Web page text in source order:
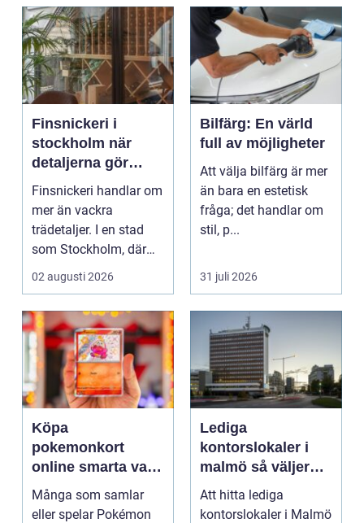
Finsnickeri i
stockholm när
detaljerna gör
skillnaden
Finsnickeri handlar om
mer än vackra
trädetaljer. I en stad
som Stockholm, där
många bor på
begränsa...
02 augusti 2026
Bilfärg: En värld
full av möjligheter
Att välja bilfärg är mer
än bara en estetisk
fråga; det handlar om
stil, p...
31 juli 2026
Köpa
pokemonkort
online smarta val
för samlare och
spelare
Många som samlar
eller spelar Pokémon
Lediga
kontorslokaler i
malmö så väljer
företag rätt läge
och lokal
Att hitta lediga
kontorslokaler i Malmö